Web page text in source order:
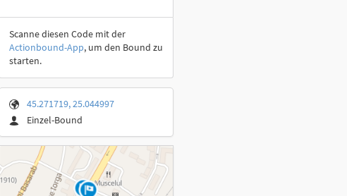
Scanne diesen Code mit der
Actionbound-App, um den Bound zu
starten.
45.271719, 25.044997
Einzel-Bound